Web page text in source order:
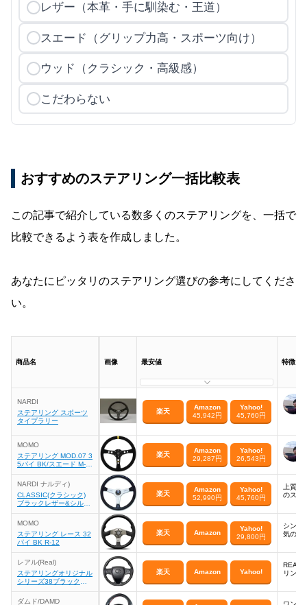
レザー（本革・手に馴染む・王道）
スエード（グリップ力高・スポーツ向け）
ウッド（クラシック・高級感）
こだわらない
おすすめのステアリング一括比較表
この記事で紹介している数多くのステアリングを、一括で
比較できるよう表を作成しました。
あなたにピッタリのステアリング選びの参考にしてくださ
い。
商品名 画像 最安値 特徴
NARDI
ステアリング スポーツ
タイプラリー
楽天
Amazon
45,942円
Yahoo!
45,760円
MOMO
ステアリング MOD.07 3
5パイ BK/スエード M-4
楽天
Amazon
29,287円
Yahoo!
26,543円
NARDI ナルディ)
CLASSIC(クラシック)
ブラックレザー&シルバ
グ N111
楽天
Amazon
52,990円
Yahoo!
45,760円
上質な
のステ
MOMO
ステアリング レース 32
パイ BK R-12
楽天 Amazon
Yahoo!
29,800円
シンプ
気の
レアル(Real)
ステアリングオリジナル
シリーズ38ブラックウ
楽天 Amazon Yahoo!
REAL
リング
ダムド/DAMD